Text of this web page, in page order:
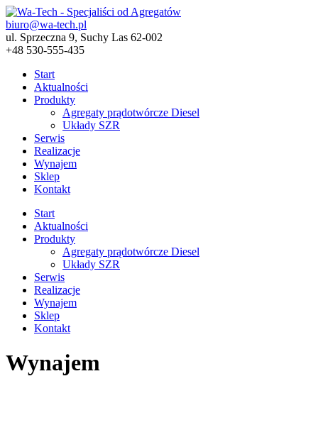
biuro@wa-tech.pl
ul. Sprzeczna 9, Suchy Las 62-002
+48 530-555-435
Start
Aktualności
Produkty
Agregaty prądotwórcze Diesel
Układy SZR
Serwis
Realizacje
Wynajem
Sklep
Kontakt
Start
Aktualności
Produkty
Agregaty prądotwórcze Diesel
Układy SZR
Serwis
Realizacje
Wynajem
Sklep
Kontakt
Wynajem